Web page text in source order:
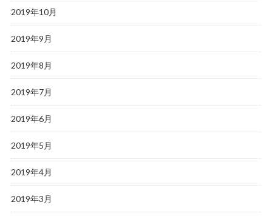
2019年10月
2019年9月
2019年8月
2019年7月
2019年6月
2019年5月
2019年4月
2019年3月